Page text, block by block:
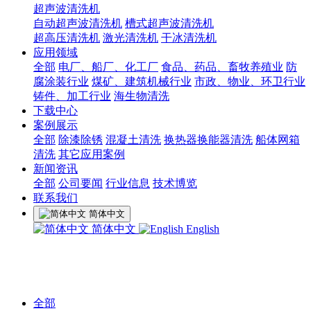
超声波清洗机
自动超声波清洗机 槽式超声波清洗机
超高压清洗机 激光清洗机 干冰清洗机
应用领域
全部 电厂、船厂、化工厂 食品、药品、畜牧养殖业 防
腐涂装行业 煤矿、建筑机械行业 市政、物业、环卫行业
铸件、加工行业 海生物清洗
下载中心
案例展示
全部 除漆除锈 混凝土清洗 换热器换能器清洗 船体网箱
清洗 其它应用案例
新闻资讯
全部 公司要闻 行业信息 技术博览
联系我们
简体中文
简体中文 English
全部